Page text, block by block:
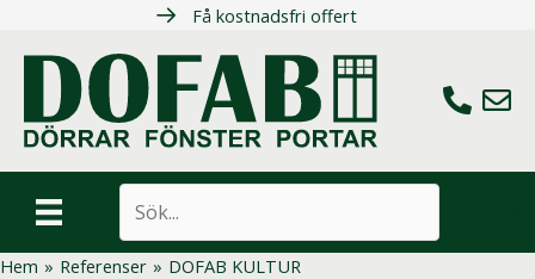
innehåll
Få kostnadsfri offert
Ring oss
Maila
Hem » Referenser » DOFAB KULTUR